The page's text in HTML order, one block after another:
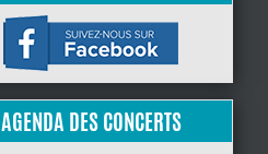
AGENDA DES CONCERTS